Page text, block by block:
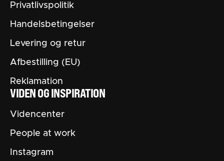
Privatlivspolitik
Handelsbetingelser
Levering og retur
Afbestilling (EU)
Reklamation
VIDEN OG INSPIRATION
Videncenter
People at work
Instagram